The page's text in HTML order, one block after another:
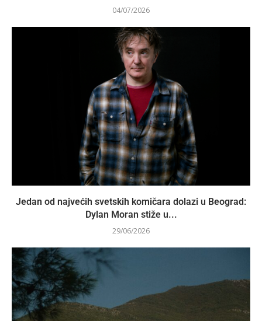
04/07/2026
Jedan od najvećih svetskih komičara dolazi u Beograd:
Dylan Moran stiže u...
29/06/2026